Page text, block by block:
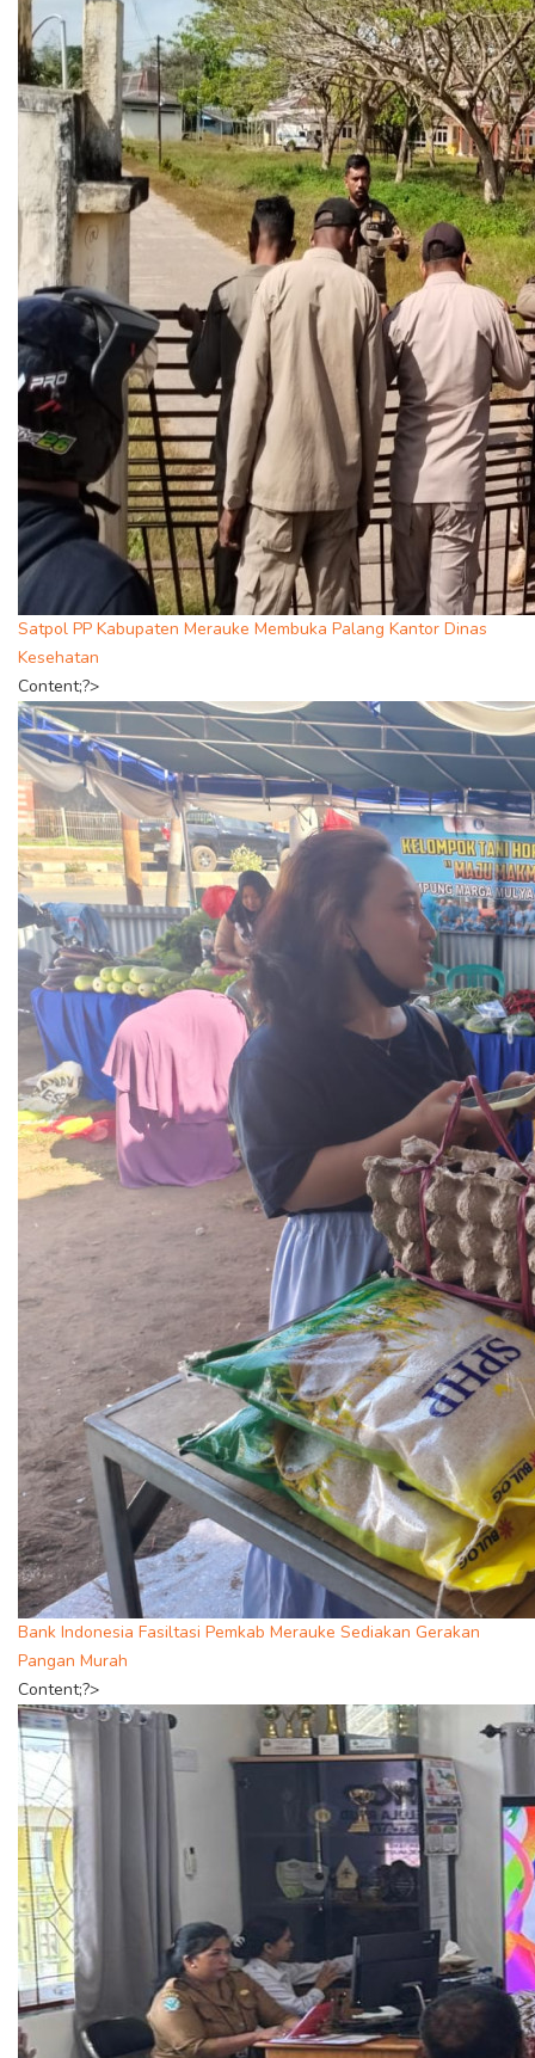
Satpol PP Kabupaten Merauke Membuka Palang Kantor Dinas
Kesehatan
Content;?>
Bank Indonesia Fasiltasi Pemkab Merauke Sediakan Gerakan
Pangan Murah
Content;?>